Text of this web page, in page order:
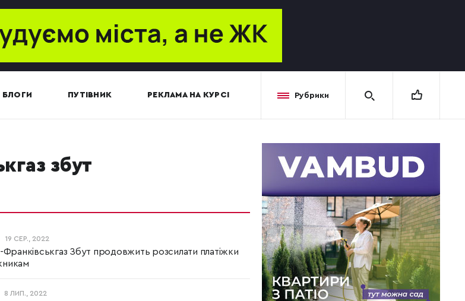
БЛОГИ ПУТІВНИК РЕКЛАМА НА КУРСІ Рубрики
збут
19 СЕР., 2022
Франківськгаз Збут продовжить розсилати платіжки
8 ЛИП., 2022